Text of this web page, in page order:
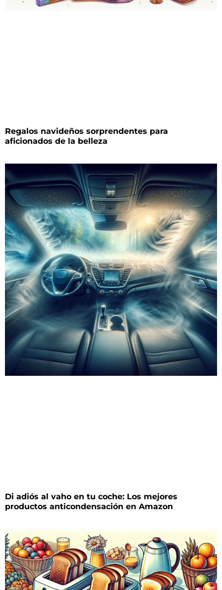
Regalos navideños sorprendentes para
aficionados de la belleza
Di adiós al vaho en tu coche: Los mejores
productos anticondensación en Amazon